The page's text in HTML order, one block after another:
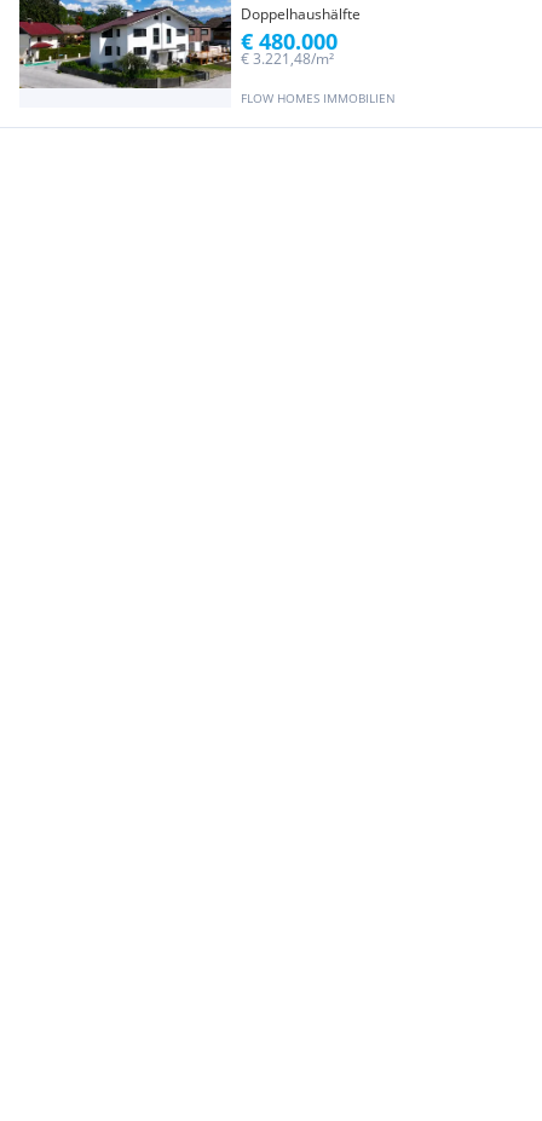
Doppelhaushälfte
FLOW HOMES IMMOBILIEN
€ 3.221,48/m²
€ 480.000